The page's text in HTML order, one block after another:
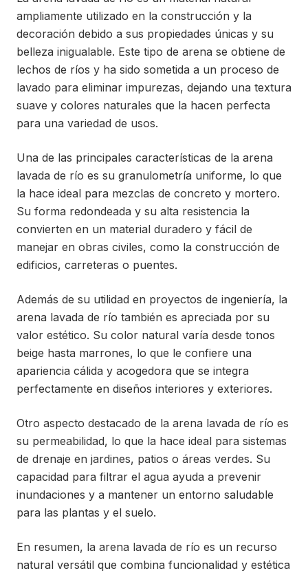
ampliamente utilizado en la construcción y la
decoración debido a sus propiedades únicas y su
belleza inigualable. Este tipo de arena se obtiene de
lechos de ríos y ha sido sometida a un proceso de
lavado para eliminar impurezas, dejando una textura
suave y colores naturales que la hacen perfecta
para una variedad de usos.
Una de las principales características de la arena
lavada de río es su granulometría uniforme, lo que
la hace ideal para mezclas de concreto y mortero.
Su forma redondeada y su alta resistencia la
convierten en un material duradero y fácil de
manejar en obras civiles, como la construcción de
edificios, carreteras o puentes.
Además de su utilidad en proyectos de ingeniería, la
arena lavada de río también es apreciada por su
valor estético. Su color natural varía desde tonos
beige hasta marrones, lo que le confiere una
apariencia cálida y acogedora que se integra
perfectamente en diseños interiores y exteriores.
Otro aspecto destacado de la arena lavada de río es
su permeabilidad, lo que la hace ideal para sistemas
de drenaje en jardines, patios o áreas verdes. Su
capacidad para filtrar el agua ayuda a prevenir
inundaciones y a mantener un entorno saludable
para las plantas y el suelo.
En resumen, la arena lavada de río es un recurso
natural versátil que combina funcionalidad y estética